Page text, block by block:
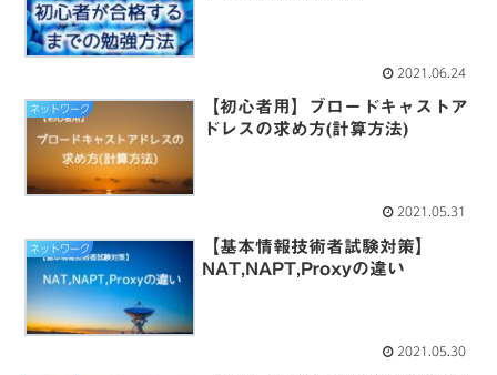
2021.06.24
ネットワーク
【初心者用】ブロードキャストア
ドレスの求め方(計算方法)
2021.05.31
ネットワーク
【基本情報技術者試験対策】
NAT,NAPT,Proxyの違い
2021.05.30